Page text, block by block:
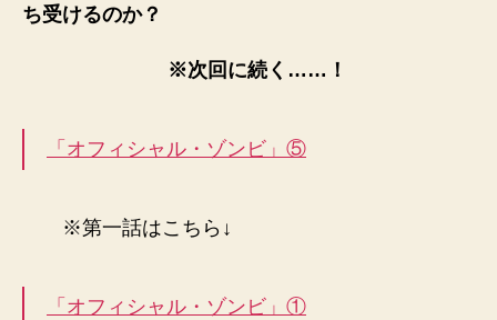
ち受けるのか？
※次回に続く……！
「オフィシャル・ゾンビ」⑤
※第一話はこちら↓
「オフィシャル・ゾンビ」①